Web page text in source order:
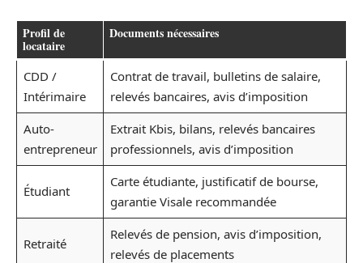
Profil de
locataire
Documents nécessaires
CDD /
Intérimaire
Contrat de travail, bulletins de salaire,
relevés bancaires, avis d’imposition
Auto-
entrepreneur
Extrait Kbis, bilans, relevés bancaires
professionnels, avis d’imposition
Étudiant
Carte étudiante, justificatif de bourse,
garantie Visale recommandée
Retraité
Relevés de pension, avis d’imposition,
relevés de placements